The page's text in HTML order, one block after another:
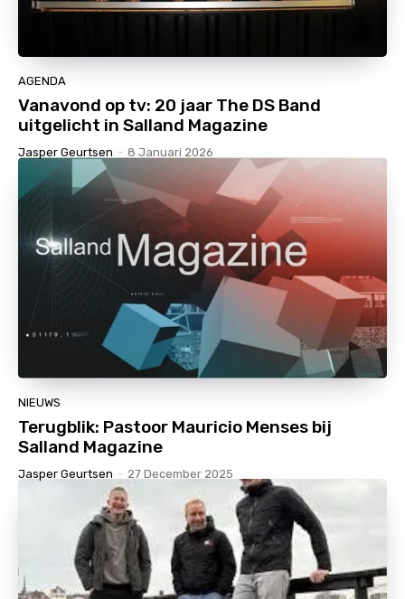
AGENDA
Vanavond op tv: 20 jaar The DS Band
uitgelicht in Salland Magazine
Jasper Geurtsen - 8 Januari 2026
NIEUWS
Terugblik: Pastoor Mauricio Menses bij
Salland Magazine
Jasper Geurtsen - 27 December 2025